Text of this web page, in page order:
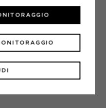
AL CARRELLO